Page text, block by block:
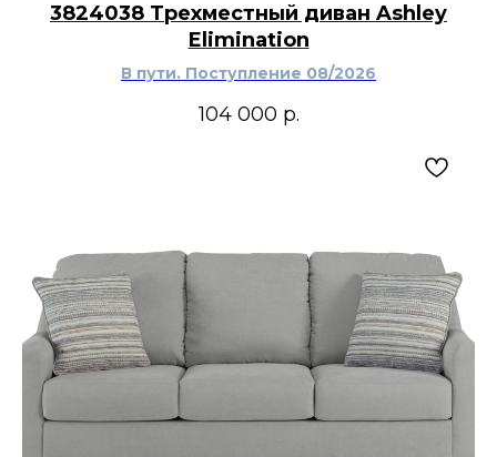
3824038 Трехместный диван Ashley
Elimination
В пути. Поступление 08/2026
104 000 р.